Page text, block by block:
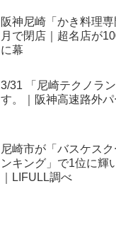
阪神尼崎「かき料理
月で閉店｜超名店が
に幕
3/31 「尼崎テクノラ
す。｜阪神高速路外
尼崎市が「バスケス
ンキング」で1位に輝
｜LIFULL調べ